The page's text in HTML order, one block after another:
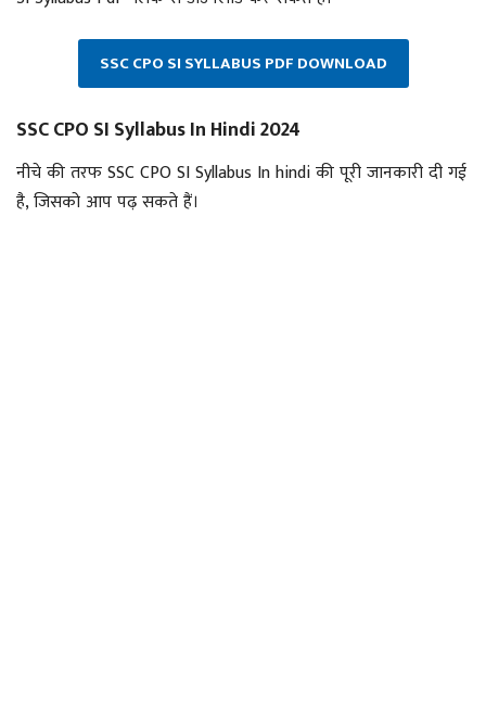
SSC CPO SI SYLLABUS PDF DOWNLOAD
SSC CPO SI Syllabus In Hindi 2024
नीचे की तरफ SSC CPO SI Syllabus In hindi की पूरी जानकारी दी गई
है, जिसको आप पढ़ सकते हैं।